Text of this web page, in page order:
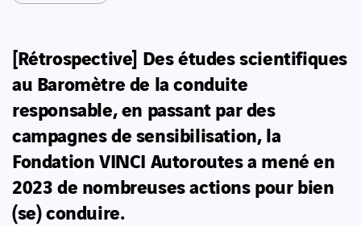
[Rétrospective] Des études scientifiques
au Baromètre de la conduite
responsable, en passant par des
campagnes de sensibilisation, la
Fondation VINCI Autoroutes a mené en
2023 de nombreuses actions pour bien
(se) conduire.